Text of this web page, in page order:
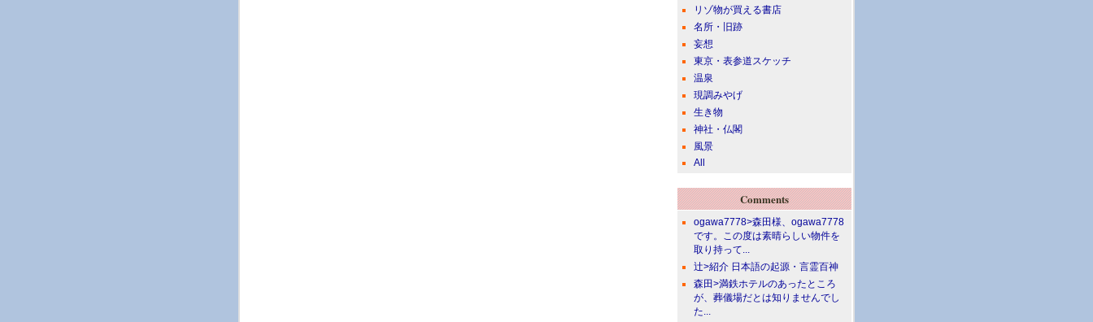
リゾ物が買える書店
名所・旧跡
妄想
東京・表参道スケッチ
温泉
現調みやげ
生き物
神社・仏閣
風景
All
Comments
ogawa7778>森田様、ogawa7778
です。この度は素晴らしい物件を
取り持って...
辻>紹介 日本語の起源・言霊百神
森田>満鉄ホテルのあったところ
が、葬儀場だとは知りませんでし
た...